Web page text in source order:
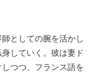
としての腕を活かし
していく。彼は妻ド
つつ、フランス語を